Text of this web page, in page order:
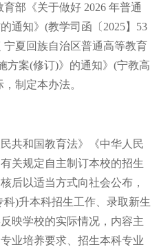
部《关于做好 2026 年普通
通知》(教学司函〔2025】53
夏回族自治区普通高等教育
方案(修订)》的通知》(宁教高
，制定本办法。
共和国教育法》《中华人民
关规定自主制订本校的招生
后以适当方式向社会公布，
)升本科招生工作、录取新生
映学校的实际情况，内容主
业培养要求、招生本科专业